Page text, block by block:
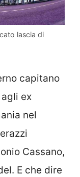
lascia di
capitano
agli ex
nel
Cassano,
E che dire